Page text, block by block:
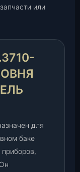
или
для
баке